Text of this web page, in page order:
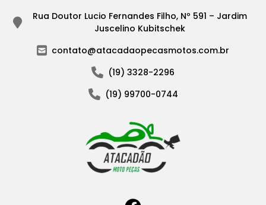
Rua Doutor Lucio Fernandes Filho, Nº 591 – Jardim
Juscelino Kubitschek
contato@atacadaopecasmotos.com.br
(19) 3328-2296
(19) 99700-0744